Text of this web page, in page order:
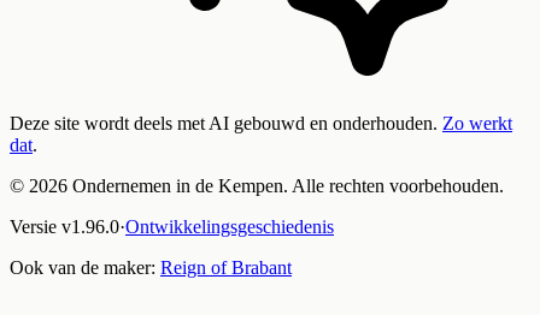
Deze site wordt deels met AI gebouwd en onderhouden. Zo werkt
dat.
© 2026 Ondernemen in de Kempen. Alle rechten voorbehouden.
Versie v1.96.0·Ontwikkelingsgeschiedenis
Ook van de maker: Reign of Brabant